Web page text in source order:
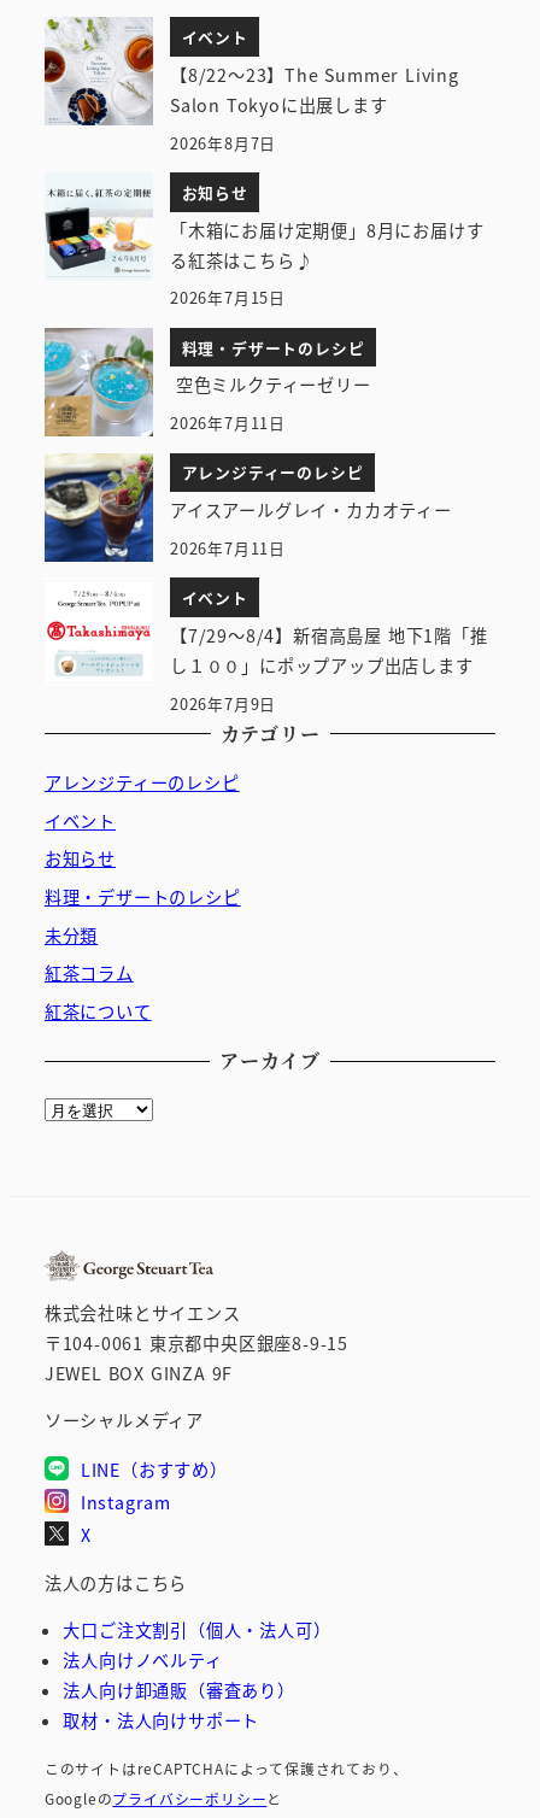
イベント
【8/22～23】The Summer Living
Salon Tokyoに出展します
2026年8月7日
お知らせ
「木箱にお届け定期便」8月にお届けす
る紅茶はこちら♪
2026年7月15日
料理・デザートのレシピ
空色ミルクティーゼリー
2026年7月11日
アレンジティーのレシピ
アイスアールグレイ・カカオティー
2026年7月11日
イベント
【7/29～8/4】新宿高島屋 地下1階「推
し１００」にポップアップ出店します
2026年7月9日
カテゴリー
アレンジティーのレシピ
イベント
お知らせ
料理・デザートのレシピ
未分類
紅茶コラム
紅茶について
アーカイブ
ア
株式会社味とサイエンス
〒104-0061 東京都中央区銀座8-9-15
JEWEL BOX GINZA 9F
ソーシャルメディア
LINE（おすすめ）
Instagram
X
法人の方はこちら
大口ご注文割引（個人・法人可）
法人向けノベルティ
法人向け卸通販（審査あり）
取材・法人向けサポート
このサイトはreCAPTCHAによって保護されており、
Googleのプライバシーポリシーと